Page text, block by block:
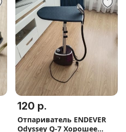
120 р.
Отпариватель ENDEVER
Odyssey Q-7 Хорошее